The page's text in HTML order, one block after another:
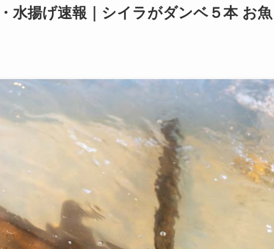
水揚げ速報｜シイラがダンベ５本 お魚